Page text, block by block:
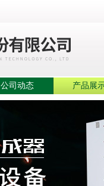
公司动态 产品展